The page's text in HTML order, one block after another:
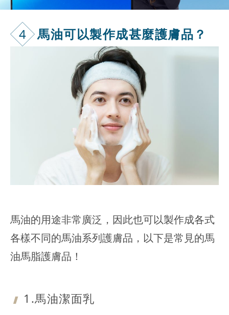
4 馬油可以製作成甚麼護膚品？
馬油的用途非常廣泛，因此也可以製作成各式
各樣不同的馬油系列護膚品，以下是常見的馬
油馬脂護膚品！
1.馬油潔面乳